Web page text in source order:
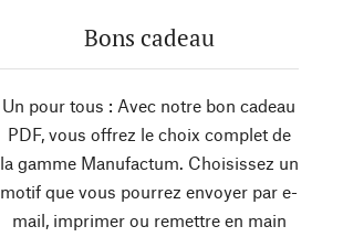
Bons cadeau
Un pour tous : Avec notre bon cadeau
PDF, vous offrez le choix complet de
la gamme Manufactum. Choisissez un
motif que vous pourrez envoyer par e-
mail, imprimer ou remettre en main